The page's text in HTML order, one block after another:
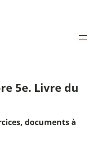
5e. Livre du
documents à